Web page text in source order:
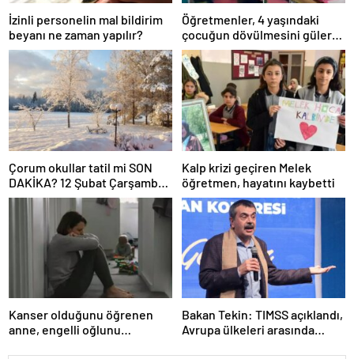
İzinli personelin mal bildirim
beyanı ne zaman yapılır?
Öğretmenler, 4 yaşındaki
çocuğun dövülmesini gülerek
izledi
Çorum okullar tatil mi SON
DAKİKA? 12 Şubat Çarşamba
Çorum’da okul yok mu (Çorum
Valiliği Açıklaması – KAR
TATİLİ)?
Kalp krizi geçiren Melek
öğretmen, hayatını kaybetti
Kanser olduğunu öğrenen
anne, engelli oğlunu
Bakan Tekin: TIMSS açıklandı,
Avrupa ülkeleri arasında